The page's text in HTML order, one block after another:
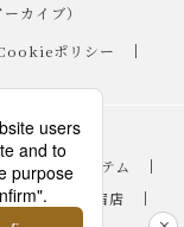
カイブ）
ポリシー
｜
おすすめアイテム
｜
｜ 伊勢丹新宿店
｜